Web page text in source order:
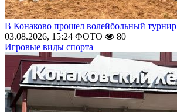
В Конаково прошел волейбольный турнир
03.08.2026, 15:24 ФОТО
80
Игровые виды спорта